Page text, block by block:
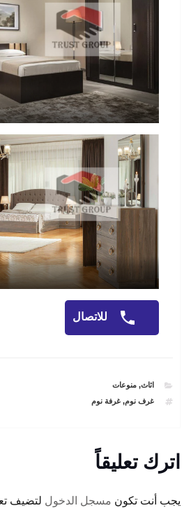
للاتصال
CATEGORIES
اثاث,منوعات
TAGS
غرف نوم,غرفة نوم
اترك تعليقاً
يجب أنت تكون مسجل الدخول لتضيف